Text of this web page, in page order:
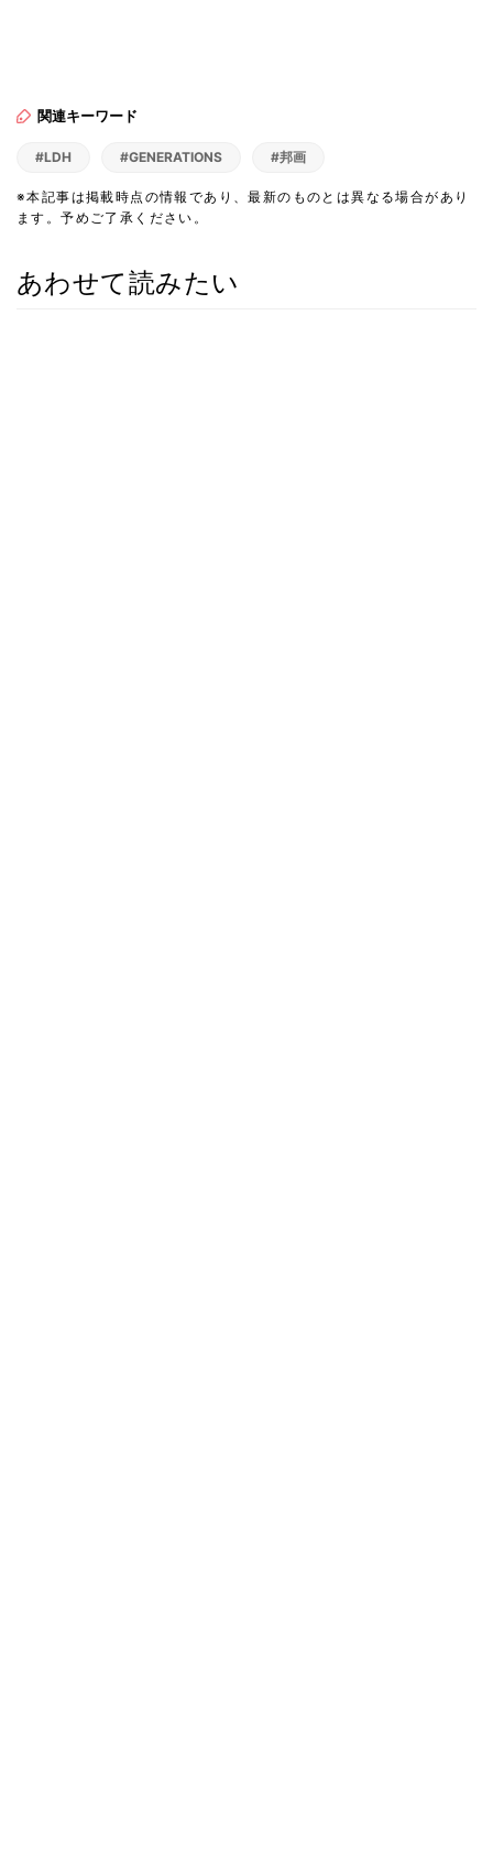
関連キーワード
#LDH #GENERATIONS #邦画
※本記事は掲載時点の情報であり、最新のものとは異なる場合があり
ます。予めご了承ください。
あわせて読みたい